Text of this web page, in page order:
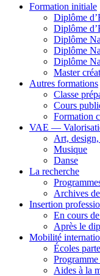
Formation initiale
Diplôme
Diplôme
Diplôme
Diplôme
Diplôme
Master
Autres formations
Classe
Cours
Formation
VAE —
Art,
Musique
Danse
La recherche
Archives
Insertion
En cours
Après le
Mobilité
Écoles
Aides à la